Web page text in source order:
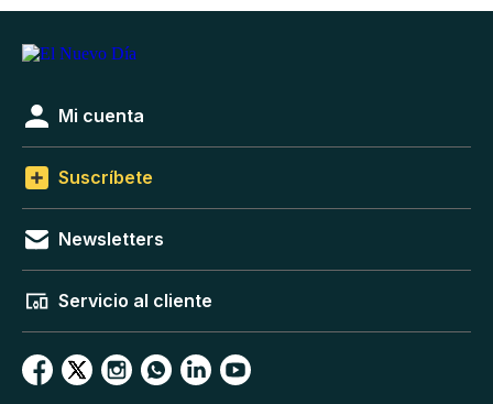
Mi cuenta
Suscríbete
Newsletters
Servicio al cliente